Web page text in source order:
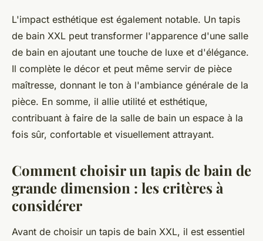
L'impact esthétique est également notable. Un tapis
de bain XXL peut transformer l'apparence d'une salle
de bain en ajoutant une touche de luxe et d'élégance.
Il complète le décor et peut même servir de pièce
maîtresse, donnant le ton à l'ambiance générale de la
pièce. En somme, il allie utilité et esthétique,
contribuant à faire de la salle de bain un espace à la
fois sûr, confortable et visuellement attrayant.
Comment choisir un tapis de bain de
grande dimension : les critères à
considérer
Avant de choisir un tapis de bain XXL, il est essentiel